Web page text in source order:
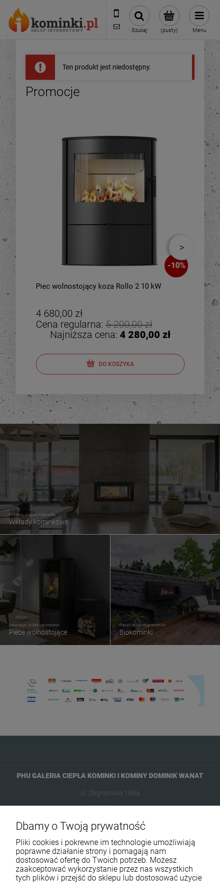
601954074
biuro@ikominki.pl
(pusty)
Szukaj Menu
Ten produkt jest niedostępny.
Promocje
-10%
Piec wolnostojący koza Rollo 2 10 kW
4 680,00 zł
Cena regularna: 5 200,00 zł
Najniższa cena: 4 280,00 zł
DO KOSZYKA
4
Produkty z najwyższej półki
Wkłady kominkowe
Dekoracja i źródło ogrzewania
Piece wolnostojące
Pasuje do każdego wnętrza
Biokominki
PHU GALERIA CIEPŁA KOMINKI I KOMINY DOMINIK WANAT
ul. Zagnańska 186a
25-563 Kielce
601954074
biuro@ikominki.pl
Pomoc
Dbamy o Twoją prywatność
Pliki cookies i pokrewne im technologie umożliwiają
poprawne działanie strony i pomagają nam
dostosować ofertę do Twoich potrzeb. Możesz
zaakceptować wykorzystanie przez nas wszystkich
tych plików i przejść do sklepu lub dostosować użycie